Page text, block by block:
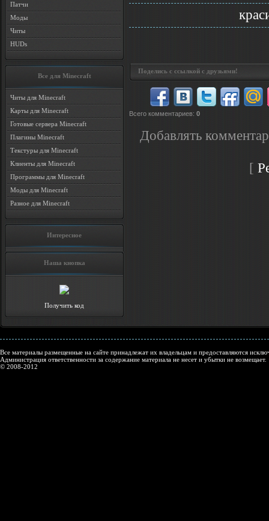
Патчи
Моды
Читы
HUDs
Все для Minecraft
Читы для Minecraft
Карты для Minecraft
Готовые сервера Minecraft
Плагины Minecraft
Текстуры для Minecraft
Клиенты для Minecraft
Программы для Minecraft
Моды для Minecraft
Разное для Minecraft
Интересное
Наша кнопка
Получить код
Поделись с ссылкой с друзьями!
Всего комментариев: 0
Добавлять
[
Все материалы размещенные на сайте принадлежат их владельцам и предоставляются
Администрация ответственности за содержание материала не несет и убытки не возмещает.
© 2008-2012